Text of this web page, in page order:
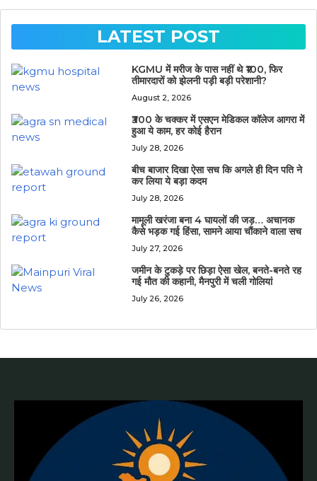
LATEST POST
KGMU में मरीज के पास नहीं थे ₹100, फिर
तीमारदारों को झेलनी पड़ी बड़ी परेशानी?
August 2, 2026
₹300 के चक्कर में एसएन मेडिकल कॉलेज आगरा में
हुआ ये काम, हर कोई हैरान
July 28, 2026
बीच बाजार दिखा ऐसा सच कि अगले ही दिन पति ने
कर लिया ये बड़ा कदम
July 28, 2026
मामूली खरंजा बना 4 घायलों की जड़… अचानक
कैसे भड़क गई हिंसा, सामने आया चौंकाने वाला सच
July 27, 2026
जमीन के टुकड़े पर छिड़ा ऐसा खेल, बनते-बनते रह
गई मौत की कहानी, मैनपुरी में चली गोलियां
July 26, 2026